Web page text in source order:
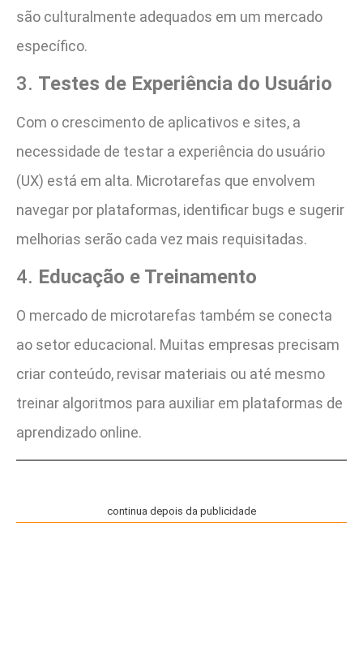
são culturalmente adequados em um mercado
específico.
3. Testes de Experiência do Usuário
Com o crescimento de aplicativos e sites, a
necessidade de testar a experiência do usuário
(UX) está em alta. Microtarefas que envolvem
navegar por plataformas, identificar bugs e sugerir
melhorias serão cada vez mais requisitadas.
4. Educação e Treinamento
O mercado de microtarefas também se conecta
ao setor educacional. Muitas empresas precisam
criar conteúdo, revisar materiais ou até mesmo
treinar algoritmos para auxiliar em plataformas de
aprendizado online.
continua depois da publicidade